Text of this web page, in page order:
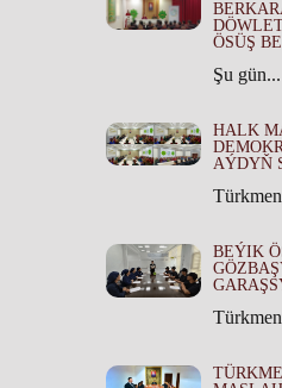
ÖSÜŞ
Şu gün...
HALK
AÝDYŇ
BEÝIK